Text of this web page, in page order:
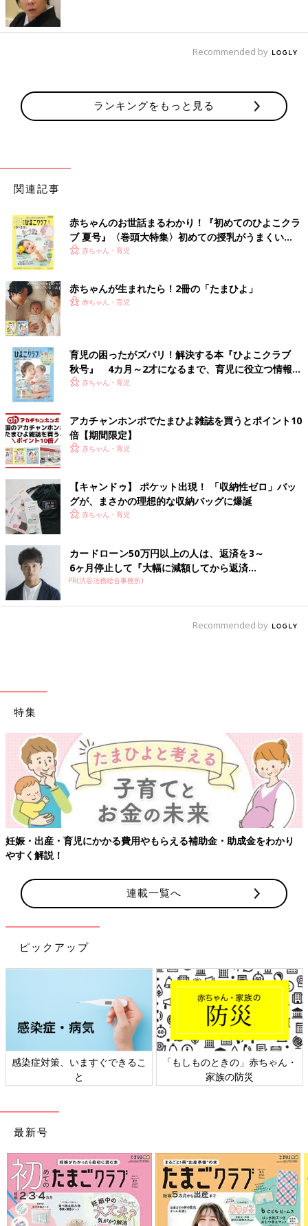
Recommended by
ランキングをもっと見る
関連記事
赤ちゃんのお世話まるわかり！『初めてのひよこクラ
ブ 夏号』〈巻頭大特集〉初めての授乳がうまくい
く！ おっぱい・ミルクの基本と夏のトラブル 解決テ
赤ちゃん・育児
赤ちゃんが生まれたら！2冊の「たまひよ」
赤ちゃん・育児
育児の困ったがズバリ！解決する本『ひよこクラブ
秋号』 4カ月～2才になるまで、育児に役立つ情報が
いっぱい！
赤ちゃん・育児
アカチャンホンポでたまひよ雑誌を買うとポイント10
倍【期間限定】
赤ちゃん・育児
【キャンドゥ】 ポケット出現！ 「収納性ゼロ」バッ
グが、まさかの理想的な収納バッグに爆誕
赤ちゃん・育児
カードローン50万円以上の人は、返済を3～
6ヶ月停止して『大幅に減額してから返済...
PR(渋谷法務総合事務所)
Recommended by
特集
【ワクチン接種できるものも】妊婦の感染症対策、知っておいて！
連載一覧へ
ピックアップ
日本外来小児科学会リーフレッ
ト検討会
六星占術 細木かおりさんの人生
相談
最新号